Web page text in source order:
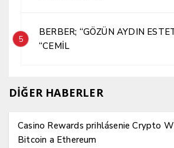
5
BERBER; “GÖZÜN AYDIN ESTETİKÇİ
“CEMİL
DİĞER HABERLER
Casino Rewards prihlásenie Crypto
Bitcoin a Ethereum